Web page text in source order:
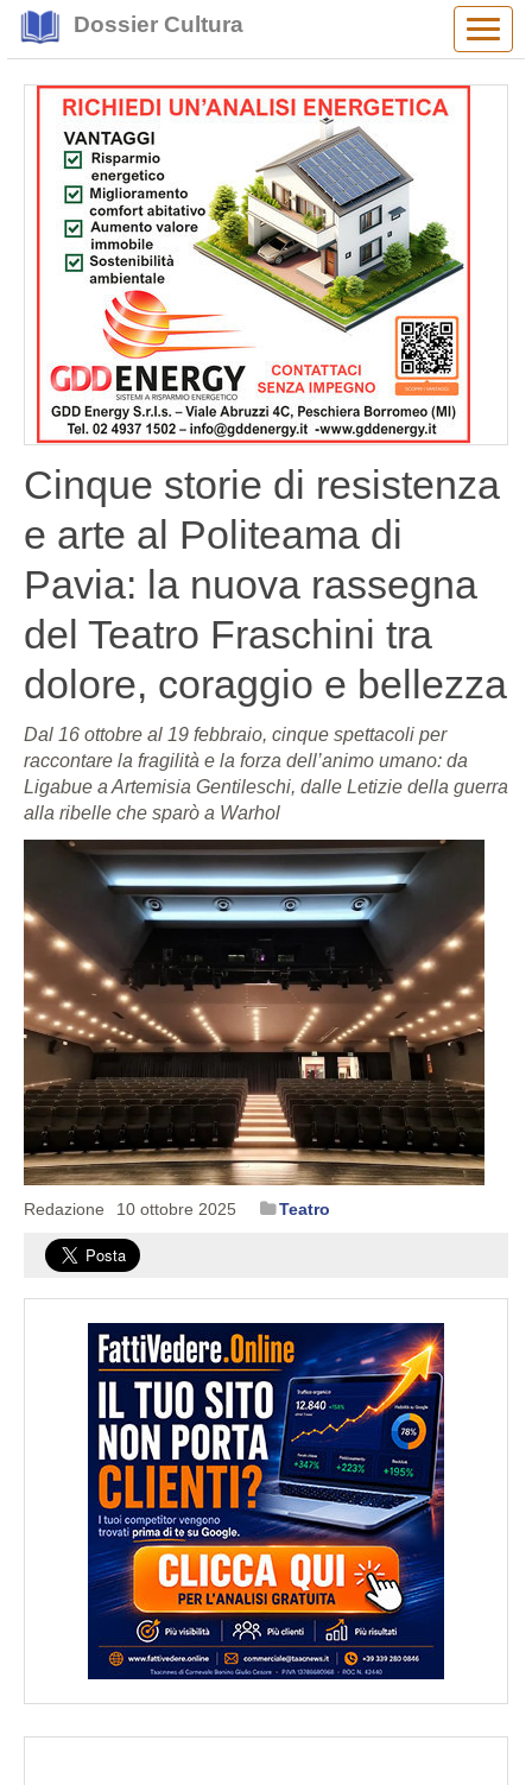
Dossier Cultura
Cinque storie di resistenza
e arte al Politeama di
Pavia: la nuova rassegna
del Teatro Fraschini tra
dolore, coraggio e bellezza
Dal 16 ottobre al 19 febbraio, cinque spettacoli per
raccontare la fragilità e la forza dell’animo umano: da
Ligabue a Artemisia Gentileschi, dalle Letizie della guerra
alla ribelle che sparò a Warhol
Redazione 10 ottobre 2025 Teatro